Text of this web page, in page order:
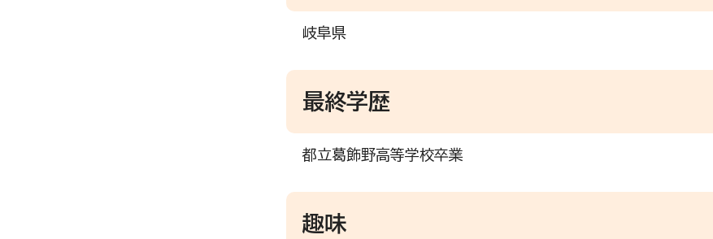
岐阜県
最終学歴
都立葛飾野高等学校卒業
趣味